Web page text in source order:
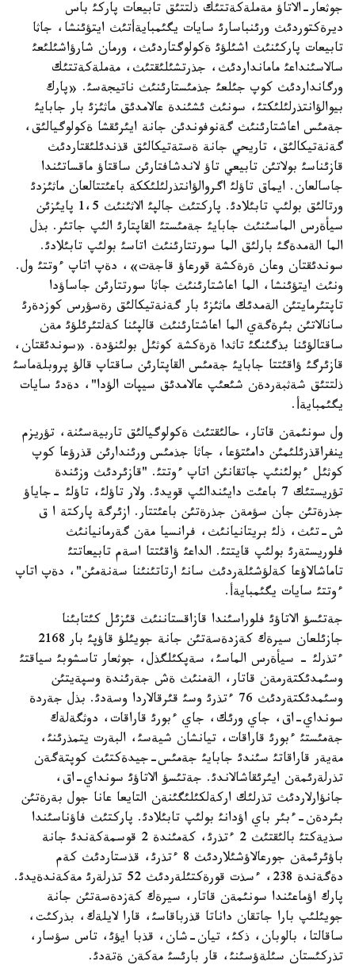
جوثعار-الاتاؤ مةملةكةتتئك ذلتتئق تابيعات پاركئ باس
ديرةكتوردئث ورئنباسارئ سايات يگئمبايةأتئث ايتؤئنشا، جاثا
تابيعات پاركئنئث اشئلؤئ ةكولوگتاردئث، ورمان شارؤاشئلئعئ
سالاسئنداعئ مامانداردئث، جذرتشئلئقتئث، مةملةكةتتئك
ورگانداردئث كوپ جئلعئ جذمئستارئنئث ناتيجةسئ. «پارك
بيوالؤانتذرلئلئكتئ، سونئث ئشئندة عالامدئق ماثئزئ بار جابايئ
جةمئس اعاشتارئنئث گةنوفوندئن جانة ايئرئقشا ةكولوگيالئق،
گةنةتيكالئق، تاريحي جانة ةستةتيكالئق قذندئلئقتاردئث
قازئناسئ بولاتئن تابيعي تاؤ لاندشافتارئن ساقتاؤ ماقساتئندا
جاسالعان. ايماق تاؤلئ اگروالؤانتذرلئلئككة باعئتتالعان ماثئزدئ
ورتالئق بولئپ تابئلادئ. پاركتئث جالپئ الاثئنئث 1،5 پايئزئن
سيأةرس الماسئنئث جابايئ جةمئستئ القاپتارئ الئپ جاتئر. بذل
الما الةمدةگئ بارلئق الما سورتتارئنئث اتاسئ بولئپ تابئلادئ.
سوندئقتان وعان ةرةكشة قورعاؤ قاجةت»، دةپ اتاپ ءوتتئ ول.
ونئث ايتؤئنشا، الما اعاشتارئنئث جاثا سورتتارئن جاساؤدا
تاپتئرمايتئن الةمدئك ماثئزئ بار گةنةتيكالئق رةسؤرس كوزدةرئ
سانالاتئن بئرةگةي الما اعاشتارئنئث قالپئنا كةلتئرئلؤئ مةن
ساقتالؤئنا بذگئنگئ تاثدا ةرةكشة كوثئل بولئنؤدة. «سوندئقتان،
قازئرگئ ؤاقئتتا جابايئ جةمئس القاپتارئن ساقتاپ قالؤ پروبلةماسئ
ذلتتئق شةثبةردةن شئعئپ عالامدئق سيپات الؤدا"، دةدئ سايات
يگئمبايةأ.
ول سونئمةن قاتار، حالئقتئث ةكولوگيالئق تاربيةسئنة، تؤريزم
ينفراقذرئلئمئن دامئتؤعا، جاثا جذمئس ورئندارئن قذرؤعا كوپ
كوثئل ءبولئنئپ جاتقانئن اتاپ ءوتتئ. "قازئردئث وزئندة
تؤريستئك 7 باعئت دايئندالئپ قويدئ. ولار تاؤلئ، تاؤلئ -جاياؤ
جذرةتئن جان سؤمةن جذرةتئن باعئتتار. ازئرگة پاركتة ا ق
ش-تئث، ذلئ بريتانيانئث، فرانسيا مةن گةرمانيانئث
فلوريستةرئ بولئپ قايتتئ. الداعئ ؤاقئتتا اسةم تابيعاتتئ
تاماشالاؤعا كةلؤشئلةردئث سانئ ارتاتئنئنا سةنةمئن"، دةپ اتاپ
ءوتتئ سايات يگئمبايةأ.
جةتئسؤ الاتاؤئ فلوراسئندا قازاقستاننئث قئزئل كئتابئنا
جازئلعان سيرةك كةزدةسةتئن جانة جويئلؤ قاؤپئ بار 2168
ءتذرلئ - سيأةرس الماسئ، سةپكئلگذل، جوثعار تاسشوبئ سياقتئ
وسئمدئكتةرمةن قاتار، الةمنئث ةش جةرئندة وسپةيتئن
وسئمدئكتةردئث 76 ءتذرئ وسئ قئرقالاردا وسةدئ. بذل جةردة
سونداي-اق، جاي ورئك، جاي ءبورئ قاراقات، دوثگةلةك
جةمئستئ ءبورئ قاراقات، تيانشان شيةسئ، البةرت يتمذرئنئ،
مةيةر قاراقاتئ سئندئ جابايئ جةمئس-جيدةكتئث كوپتةگةن
تذرلةرئمةن ايئرئقاشالاندئ. جةتئسؤ الاتاؤئ سونداي-اق،
جانؤارلاردئث تذرلئك اركةلكئلئگئنةن التايعا عانا جول بةرةتئن
بئردةن-ءبئر باي اؤدانئ بولئپ تابئلادئ. پاركتئث فاؤناسئندا
سذيةكتئ بالئقتئث 2 ءتذرئ، كةمئندة 2 قوسمةكةندئ جانة
باؤئرئمةن جورعالاؤشئلاردئث 8 ءتذرئ، قذستاردئث كةم
دةگةندة 238، ءسذت قورةكتئلةردئث 52 تذرلةرئ مةكةندةيدئ.
پارك اؤماعئندا سونئمةن قاتار، سيرةك كةزدةسةتئن جانة
جويئلئپ بارا جاتقان داناتا قذرباقاسئ، قارا لايلةك، بذركئت،
ساقالتا، بالوبان، ذكئ، تيان-شان، قذبا ايؤئ، تاس سؤسار،
تذركئستان سئلةؤسئنئ، قار بارئسئ مةكةن ةتةدئ.